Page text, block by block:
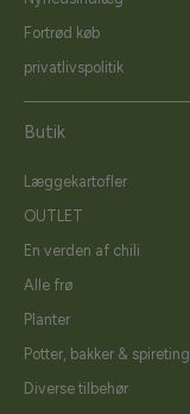
Fortrød køb
privatlivspolitik
Butik
Læggekartofler
OUTLET
En verden af chili
Alle frø
Planter
Potter, bakker & spireting
Diverse tilbehør